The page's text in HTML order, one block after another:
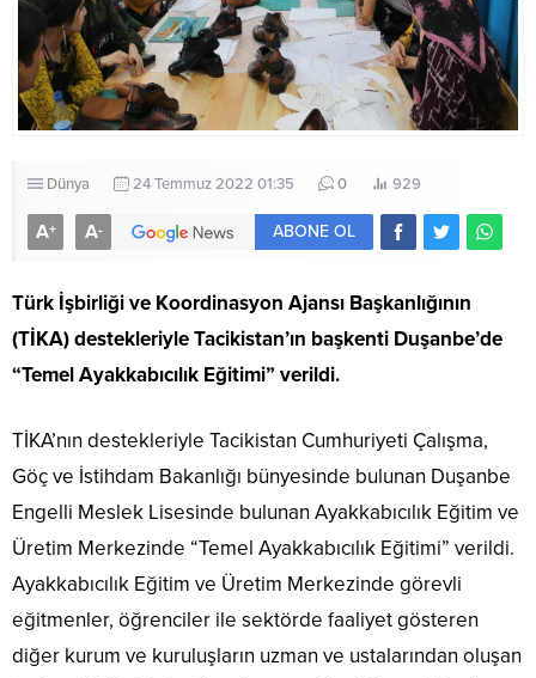
Dünya 24 Temmuz 2022 01:35 0 929
A+ A- ABONE OL
Türk İşbirliği ve Koordinasyon Ajansı Başkanlığının
(TİKA) destekleriyle Tacikistan’ın başkenti Duşanbe’de
“Temel Ayakkabıcılık Eğitimi” verildi.
TİKA’nın destekleriyle Tacikistan Cumhuriyeti Çalışma,
Göç ve İstihdam Bakanlığı bünyesinde bulunan Duşanbe
Engelli Meslek Lisesinde bulunan Ayakkabıcılık Eğitim ve
Üretim Merkezinde “Temel Ayakkabıcılık Eğitimi” verildi.
Ayakkabıcılık Eğitim ve Üretim Merkezinde görevli
eğitmenler, öğrenciler ile sektörde faaliyet gösteren
diğer kurum ve kuruluşların uzman ve ustalarından oluşan